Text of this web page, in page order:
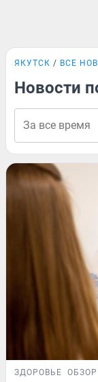
ЯКУТСК ВСЕ
Новости
ЗДОРОВЬЕ ОБЗОР